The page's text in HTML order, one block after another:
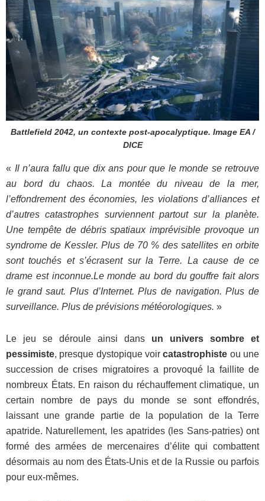
Battlefield 2042, un contexte post-apocalyptique. Image EA /
DICE
« Il n’aura fallu que dix ans pour que le monde se retrouve
au bord du chaos. La montée du niveau de la mer,
l’effondrement des économies, les violations d’alliances et
d’autres catastrophes surviennent partout sur la planète.
Une tempête de débris spatiaux imprévisible provoque un
syndrome de Kessler. Plus de 70 % des satellites en orbite
sont touchés et s’écrasent sur la Terre. La cause de ce
drame est inconnue.Le monde au bord du gouffre fait alors
le grand saut. Plus d’Internet. Plus de navigation. Plus de
surveillance. Plus de prévisions météorologiques. »
Le jeu se déroule ainsi dans un univers sombre et
pessimiste, presque dystopique voircatastrophiste ou une
succession de crises migratoires a provoqué la faillite de
nombreux États. En raison du réchauffement climatique, un
certain nombre de pays du monde se sont effondrés,
laissant une grande partie de la population de la Terre
apatride. Naturellement, les apatrides (les Sans-patries) ont
formé des armées de mercenaires d’élite qui combattent
désormais au nom des États-Unis et de la Russie ou parfois
pour eux-mêmes.